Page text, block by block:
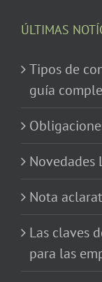
ÚLTIMAS
Tipos de
guía
Novedades
Nota
Las claves
para las